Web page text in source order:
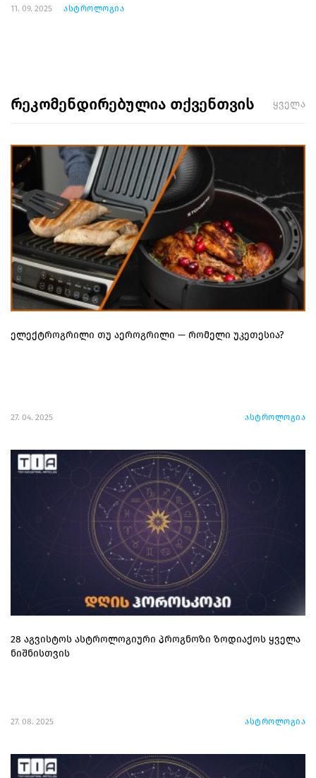
11. 09. 2025 ასტროლოგია
რეკომენდირებულია თქვენთვის ყველა
ელექტროგრილი თუ აეროგრილი — რომელი უკეთესია?
27. 04. 2025 ასტროლოგია
28 აგვისტოს ასტროლოგიური პროგნოზი ზოდიაქოს ყველა
ნიშნისთვის
27. 08. 2025 ასტროლოგია